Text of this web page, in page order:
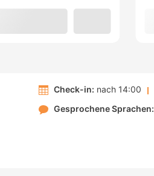
Check-in: nach 14:00
Gesprochene Sprachen: